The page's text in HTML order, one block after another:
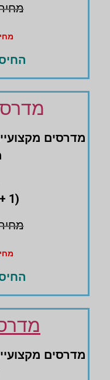
מחיר
מדרסים
(1 + 1 + 1 חינם)
מחיר
מדרסים